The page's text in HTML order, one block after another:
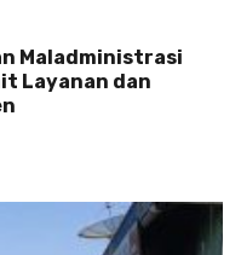
Maladministrasi
Layanan dan